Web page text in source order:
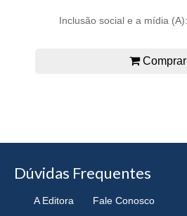
Inclusão social e a mídia
Comprar
Dúvidas Frequentes
A Editora Fale Conosco